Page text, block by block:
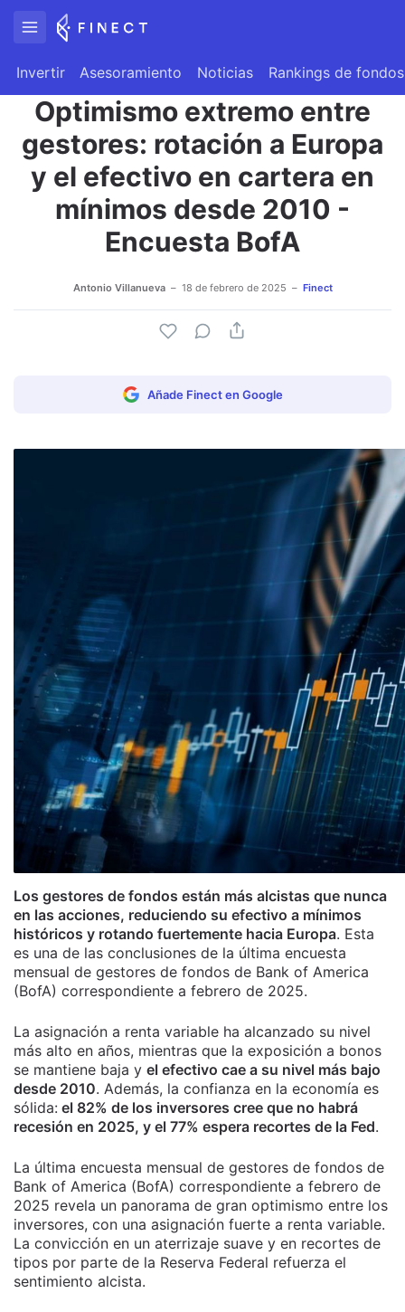
Invertir Asesoramiento Noticias Rankings de fondos
Optimismo extremo entre
gestores: rotación a Europa
y el efectivo en cartera en
mínimos desde 2010 -
Encuesta BofA
Antonio Villanueva 18 de febrero de 2025 Finect
Añade Finect en Google
Los gestores de fondos están más alcistas que nunca
en las acciones, reduciendo su efectivo a mínimos
históricos y rotando fuertemente hacia Europa. Esta
es una de las conclusiones de la última encuesta
mensual de gestores de fondos de Bank of America
(BofA) correspondiente a febrero de 2025.
La asignación a renta variable ha alcanzado su nivel
más alto en años, mientras que la exposición a bonos
se mantiene baja y el efectivo cae a su nivel más bajo
desde 2010. Además, la confianza en la economía es
sólida: el 82% de los inversores cree que no habrá
recesión en 2025, y el 77% espera recortes de la Fed.
La última encuesta mensual de gestores de fondos de
Bank of America (BofA) correspondiente a febrero de
2025 revela un panorama de gran optimismo entre los
inversores, con una asignación fuerte a renta variable.
La convicción en un aterrizaje suave y en recortes de
tipos por parte de la Reserva Federal refuerza el
sentimiento alcista.